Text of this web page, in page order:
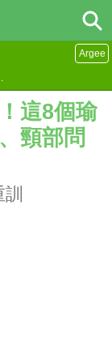
.
Argee
這8個瑜
頸部問